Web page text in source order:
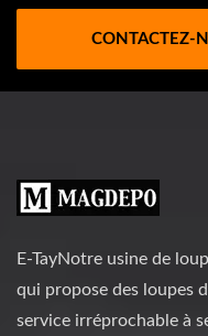
CONTACTEZ-
E-TayNotre usine de
qui propose des loupes
service irréprochable à